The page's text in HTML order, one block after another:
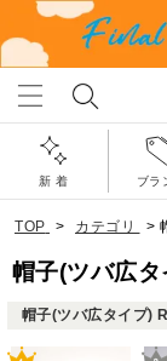
新 着 ブラ
TOP > カテゴリ >
帽子(ツバ広タ
帽子(ツバ広タイプ)